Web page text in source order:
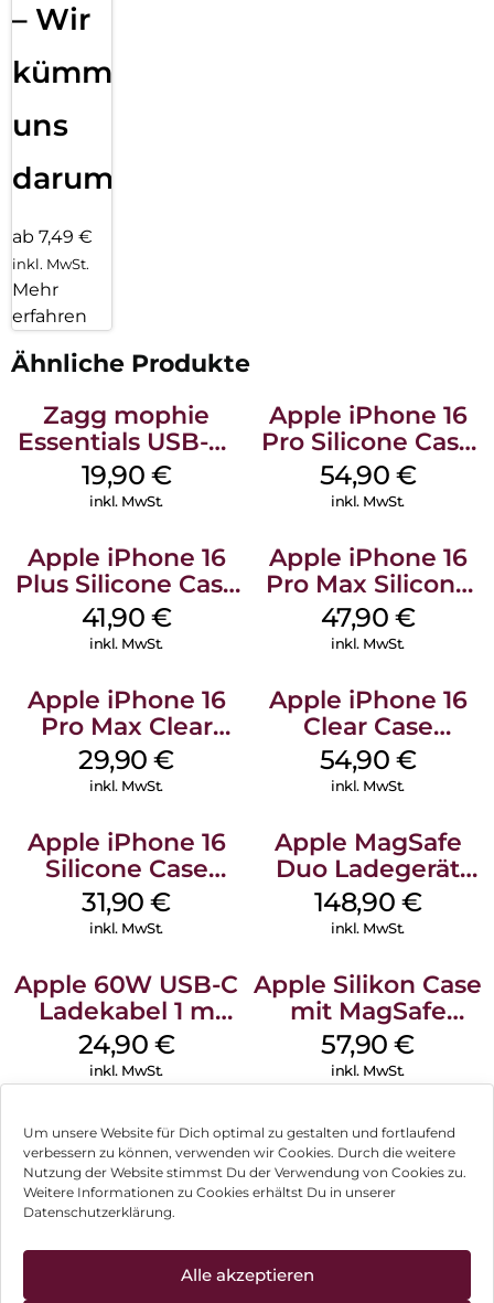
Um unsere Website für Dich optimal zu gestalten und fortlaufend
verbessern zu können, verwenden wir Cookies. Durch die weitere
Nutzung der Website stimmst Du der Verwendung von Cookies zu.
Weitere Informationen zu Cookies erhältst Du in unserer
Datenschutzerklärung.
Alle akzeptieren
– Wir
kümmern
uns
darum!
ab 7,49 €
inkl. MwSt.
Mehr
erfahren
Ähnliche Produkte
Zagg mophie
Essentials USB-C-
20W Charger PD
Weiß
19,90 €
inkl. MwSt.
Apple iPhone 16
Pro Silicone Case
MagSafe Black
54,90 €
inkl. MwSt.
Apple iPhone 16
Plus Silicone Case
MagSafe Stone
Gray
41,90 €
inkl. MwSt.
Apple iPhone 16
Pro Max Silicone
Case MagSafe
Black
47,90 €
inkl. MwSt.
Apple iPhone 16
Pro Max Clear
Case MagSafe
Transparent
29,90€
inkl. MwSt.
Apple iPhone 16
Clear Case
MagSafe
Transparent
54,90 €
inkl. MwSt.
Apple iPhone 16
Silicone Case
MagSafe Fuchsia
31,90€
inkl. MwSt.
Apple MagSafe
Duo Ladegerät
Weiß
148,90 €
inkl. MwSt.
Apple 60W USB-C
Ladekabel 1 m
Weiß
24,90 €
inkl. MwSt.
Apple Silikon Case
mit MagSafe
iPhone 14 Pro
(PRODUCT)RED
57,90€
inkl. MwSt.
Impressum